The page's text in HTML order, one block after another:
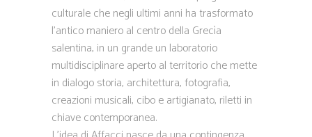
culturale che negli ultimi anni ha trasformato
l’antico maniero al centro della Grecìa
salentina, in un grande un laboratorio
multidisciplinare aperto al territorio che mette
in dialogo storia, architettura, fotografia,
creazioni musicali, cibo e artigianato, riletti in
chiave contemporanea.